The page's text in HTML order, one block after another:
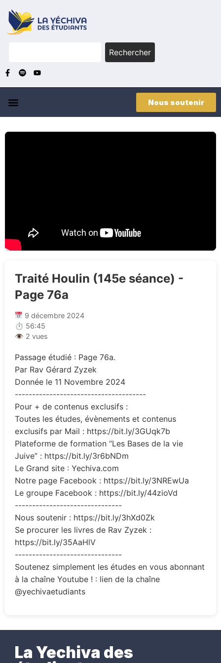
Rechercher
Nous soutenir
Traité Houlin (145e séance) -
Page 76a
9 décembre 2024
⏱ 56:45
👁 2 vues
Passage étudié : Page 76a.
Par Rav Gérard Zyzek
Donnée le 11 Novembre 2024
--------------------------------------
Pour + de contenus exclusifs :
Toutes les études, évènements et contenus
exclusifs par Mail : https://bit.ly/3GUqk7b
Plateforme de formation “Les Bases de la vie
Juive” : https://bit.ly/3r6bNDm
Le Grand site : Yechiva.com
Notre page Facebook : https://bit.ly/3NREwUa
Le groupe Facebook : https://bit.ly/44zioVd
-------------------------------
Nous soutenir : https://bit.ly/3hXd0Zk
Se procurer les livres de Rav Zyzek :
https://bit.ly/35AaHlV
-------------------------------
Soutenez simplement les études en vous abonnant
à la chaîne Youtube ! : lien de la chaîne
@yechivaetudiants
La Yechiva des